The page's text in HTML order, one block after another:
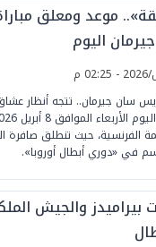
موعد ومعلق
اليوم
سان جيرمان.. تتجه أنظار
الفرنسية، حيث تنطلق صافرة
في «دوري أبطال أوروبا».
بيراميدز والجيش